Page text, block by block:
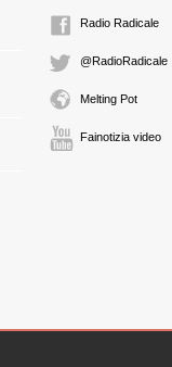
Radio Radicale
@RadioRadicale
Melting Pot
Fainotizia video